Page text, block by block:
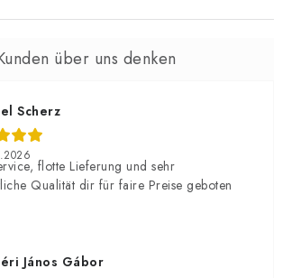
Scherz
flotte Lieferung und sehr
Qualität dir für faire Preise geboten
János Gábor